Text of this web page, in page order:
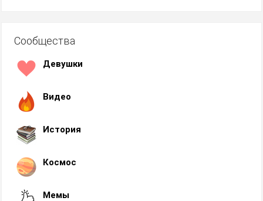
Сообщества
Девушки
Видео
История
Космос
Мемы